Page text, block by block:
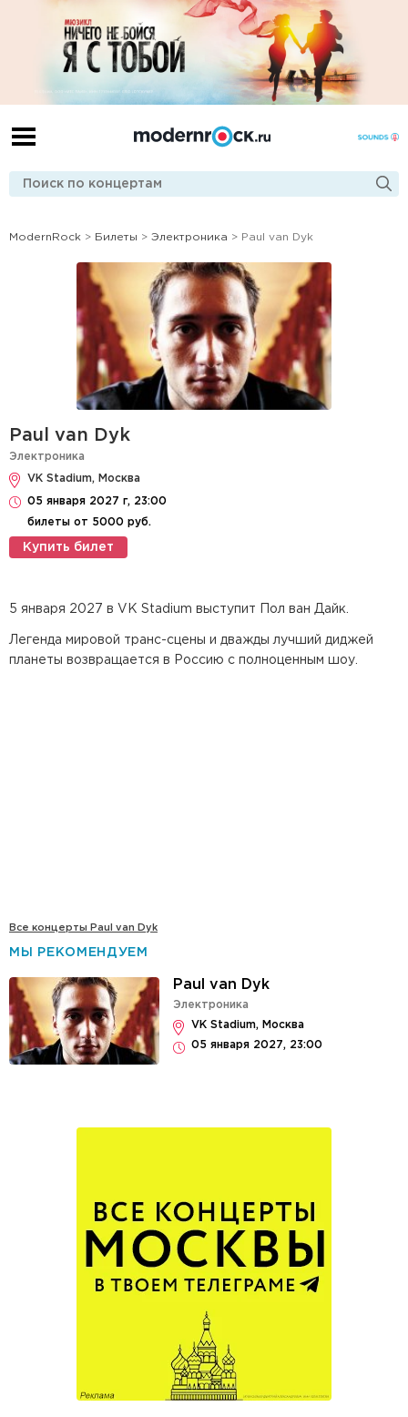
ModernRock > Билеты > Электроника > Paul van Dyk
Paul van Dyk
Электроника
VK Stadium, Москва
05 января 2027 г, 23:00
билеты от 5000 руб.
Купить билет
5 января 2027 в VK Stadium выступит Пол ван Дайк.
Легенда мировой транс-сцены и дважды лучший диджей
планеты возвращается в Россию с полноценным шоу.
Все концерты Paul van Dyk
МЫ РЕКОМЕНДУЕМ
Paul van Dyk
Электроника
VK Stadium, Москва
05 января 2027, 23:00